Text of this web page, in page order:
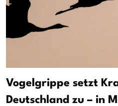
Vogelgrippe setzt
Deutschland zu – in